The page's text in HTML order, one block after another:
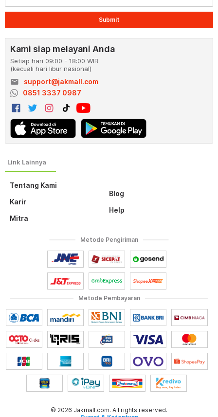
Tentang Kami
Karir
Mitra
Blog
Help
Submit
Kami siap melayani Anda
Setiap hari 09:00 - 18:00 WIB
(kecuali hari libur nasional)
email
support@jakmall.com
0851 3337 0987
Metode Pembayaran
Metode Pengiriman
© 2026 Jakmall.com. All rights reserved.